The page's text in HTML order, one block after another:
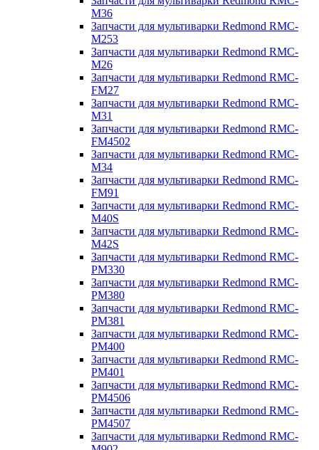
M36
Запчасти для мультиварки Redmond RMC-
M253
Запчасти для мультиварки Redmond RMC-
M26
Запчасти для мультиварки Redmond RMC-
FM27
Запчасти для мультиварки Redmond RMC-
M31
Запчасти для мультиварки Redmond RMC-
FM4502
Запчасти для мультиварки Redmond RMC-
M34
Запчасти для мультиварки Redmond RMC-
FM91
Запчасти для мультиварки Redmond RMC-
M40S
Запчасти для мультиварки Redmond RMC-
M42S
Запчасти для мультиварки Redmond RMC-
PM330
Запчасти для мультиварки Redmond RMC-
PM380
Запчасти для мультиварки Redmond RMC-
PM381
Запчасти для мультиварки Redmond RMC-
PM400
Запчасти для мультиварки Redmond RMC-
PM401
Запчасти для мультиварки Redmond RMC-
PM4506
Запчасти для мультиварки Redmond RMC-
PM4507
Запчасти для мультиварки Redmond RMC-